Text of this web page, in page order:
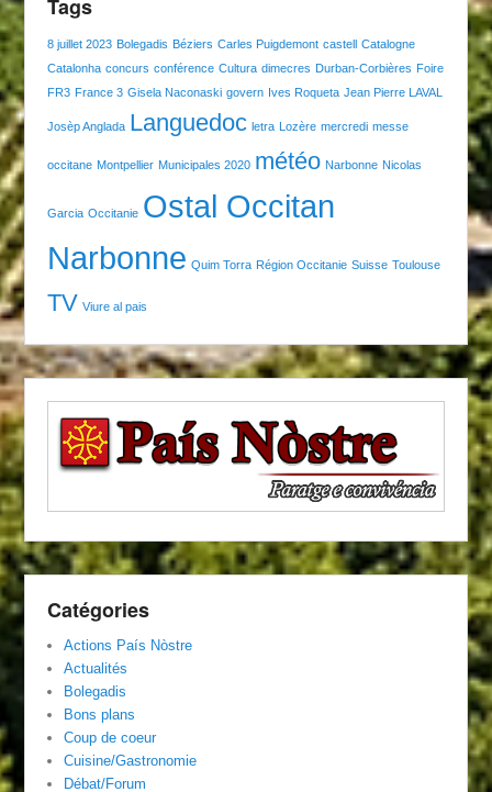
Tags
8 juillet 2023 Bolegadis Béziers Carles Puigdemont castell Catalogne
Catalonha concurs conférence Cultura dimecres Durban-Corbières Foire
FR3 France 3 Gisela Naconaski govern Ives Roqueta Jean Pierre LAVAL
Josèp Anglada Languedoc letra Lozère mercredi messe
occitane Montpellier Municipales 2020 météo Narbonne Nicolas
Garcia Occitanie Ostal Occitan
Narbonne Quim Torra Région Occitanie Suisse Toulouse
TV Viure al pais
Catégories
Actions País Nòstre
Actualités
Bolegadis
Bons plans
Coup de coeur
Cuisine/Gastronomie
Débat/Forum